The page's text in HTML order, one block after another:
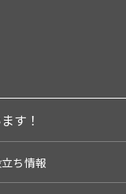
す！
ち情報